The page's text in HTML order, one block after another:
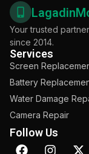
Your trusted
since 2014.
Services
Screen
Battery
Water Damage
Camera Repair
Follow Us